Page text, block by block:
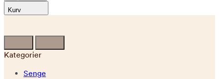
Kurv
Kategorier
Senge